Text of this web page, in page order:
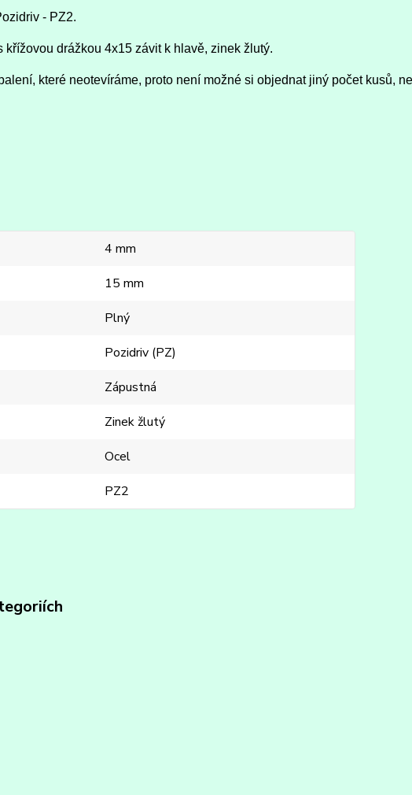
- PZ2.
křížovou drážkou 4x15 závit k hlavě, zinek žlutý.
které neotevíráme, proto není možné si objednat jiný počet kusů,
4 mm
15 mm
Plný
Pozidriv (PZ)
Zápustná
Zinek žlutý
Ocel
PZ2